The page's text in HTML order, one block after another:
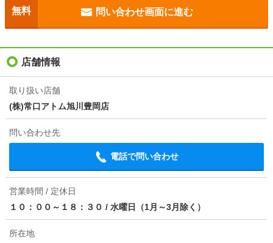
目安光熱費
入居
損保 1.99万円2年
保証会社
その他諸費用 -
情報更新日
無料 問い合わせ画面に進む
店舗情報
取り扱い店舗
(株)常口アトム旭川豊岡店
問い合わせ先
電話で問い合わせ
営業時間 / 定休日
１０：００～１８：３０ / 水曜日（1月～3月除く）
所在地